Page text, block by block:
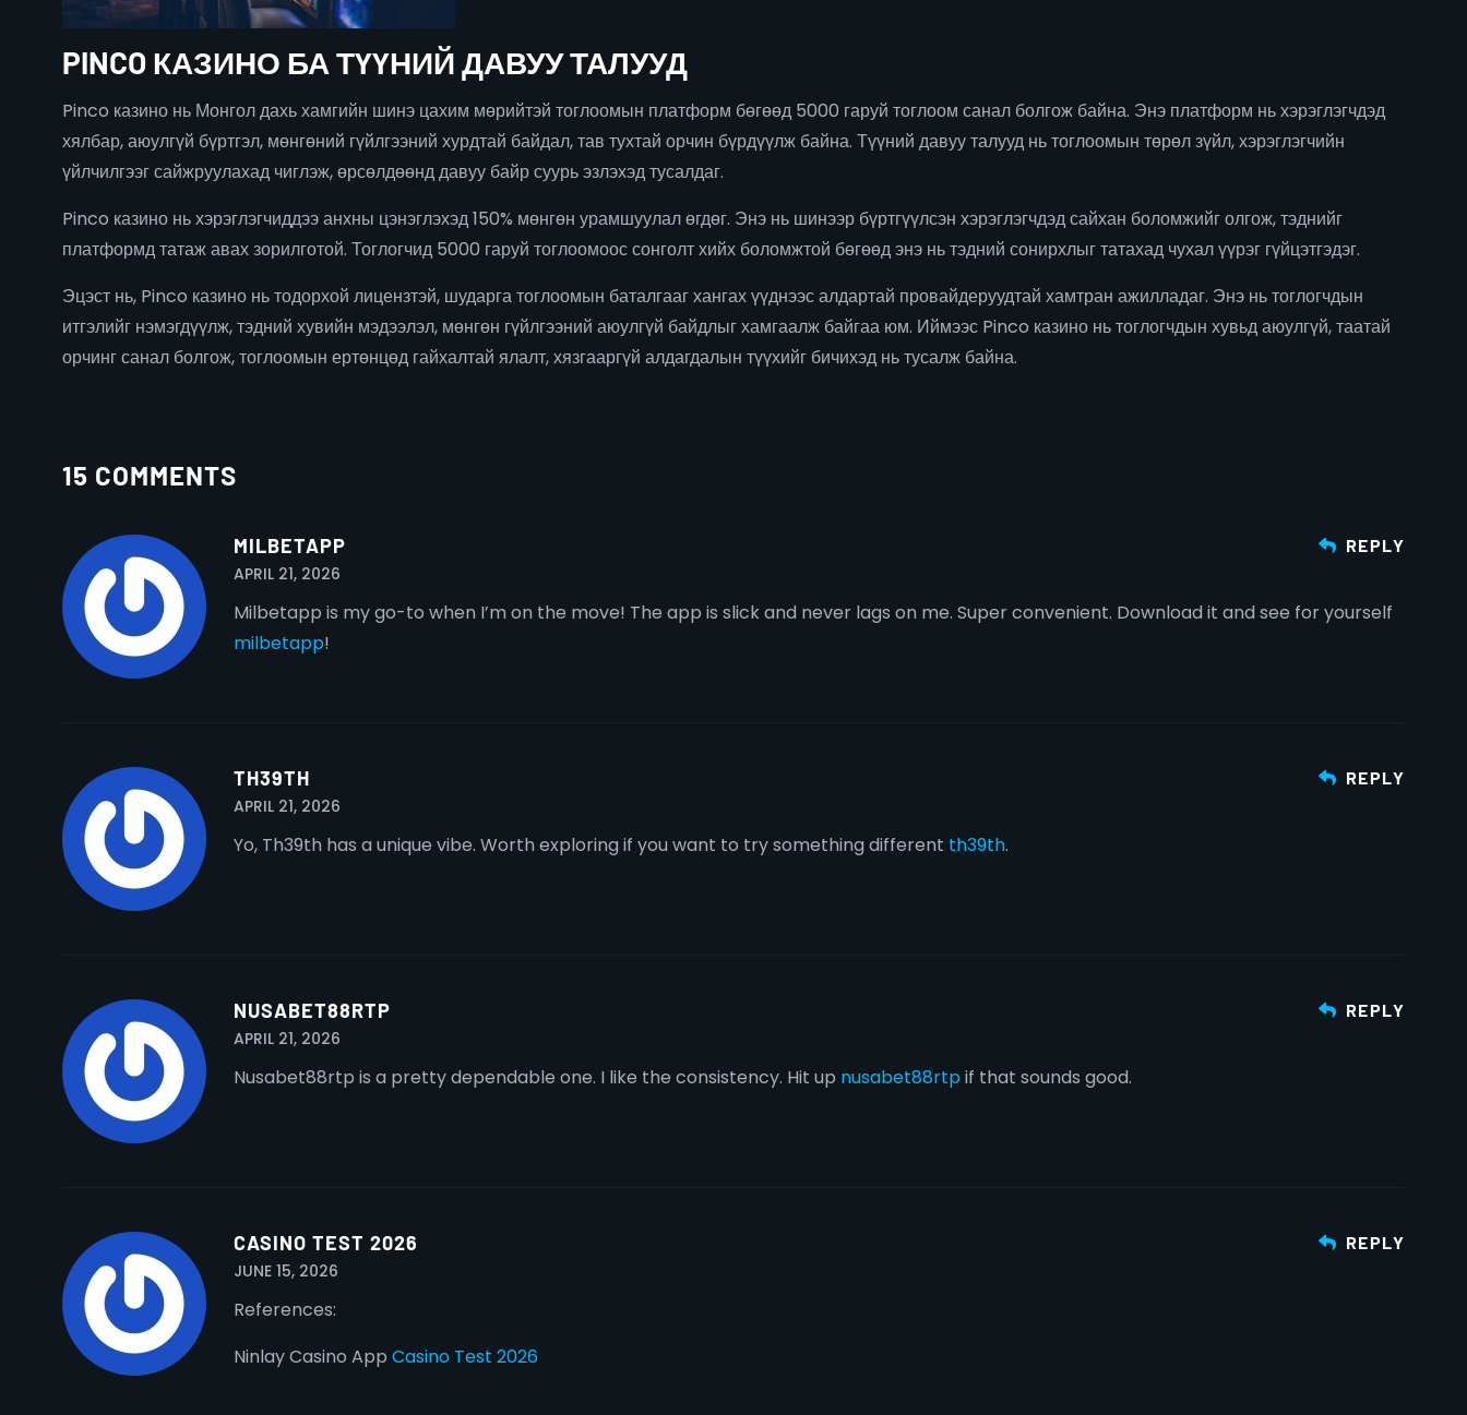
PINCO КАЗИНО БА ТҮҮНИЙ ДАВУУ ТАЛУУД
Pinco казино нь Монгол дахь хамгийн шинэ цахим мөрийтэй тоглоомын платформ бөгөөд 5000 гаруй тоглоом санал болгож байна. Энэ платформ нь хэрэглэгчдэд
хялбар, аюулгүй бүртгэл, мөнгөний гүйлгээний хурдтай байдал, тав тухтай орчин бүрдүүлж байна. Түүний давуу талууд нь тоглоомын төрөл зүйл, хэрэглэгчийн
үйлчилгээг сайжруулахад чиглэж, өрсөлдөөнд давуу байр суурь эзлэхэд тусалдаг.
Pinco казино нь хэрэглэгчиддээ анхны цэнэглэхэд 150% мөнгөн урамшуулал өгдөг. Энэ нь шинээр бүртгүүлсэн хэрэглэгчдэд сайхан боломжийг олгож, тэднийг
платформд татаж авах зорилготой. Тоглогчид 5000 гаруй тоглоомоос сонголт хийх боломжтой бөгөөд энэ нь тэдний сонирхлыг татахад чухал үүрэг гүйцэтгэдэг.
Эцэст нь, Pinco казино нь тодорхой лицензтэй, шударга тоглоомын баталгааг хангах үүднээс алдартай провайдеруудтай хамтран ажилладаг. Энэ нь тоглогчдын
итгэлийг нэмэгдүүлж, тэдний хувийн мэдээлэл, мөнгөн гүйлгээний аюулгүй байдлыг хамгаалж байгаа юм. Иймээс Pinco казино нь тоглогчдын хувьд аюулгүй, таатай
орчинг санал болгож, тоглоомын ертөнцөд гайхалтай ялалт, хязгааргүй алдагдалын түүхийг бичихэд нь тусалж байна.
15 COMMENTS
MILBETAPP REPLY
APRIL 21, 2026
Milbetapp is my go-to when I’m on the move! The app is slick and never lags on me. Super convenient. Download it and see for yourself
milbetapp!
TH39TH REPLY
APRIL 21, 2026
Yo, Th39th has a unique vibe. Worth exploring if you want to try something different th39th.
NUSABET88RTP REPLY
APRIL 21, 2026
Nusabet88rtp is a pretty dependable one. I like the consistency. Hit up nusabet88rtpif that sounds good.
CASINO TEST 2026 REPLY
JUNE 15, 2026
References:
Ninlay Casino App Casino Test 2026